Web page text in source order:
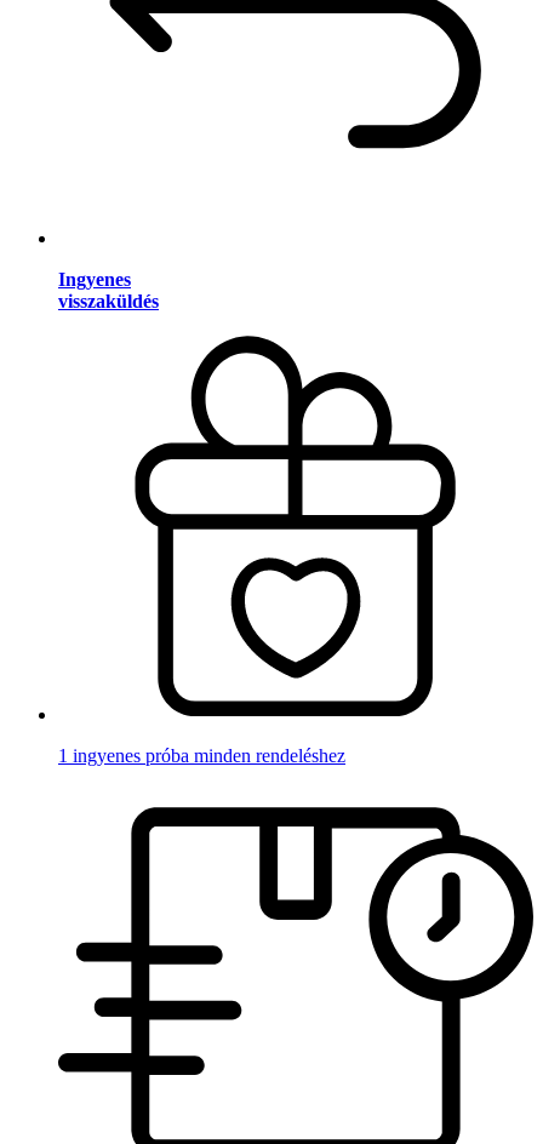
Ingyenes
visszaküldés
1 ingyenes próba minden rendeléshez